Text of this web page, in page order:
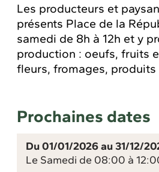
Les producteurs et
présents Place de la
samedi de 8h à 12h et y
production : oeufs, fruits
fleurs, fromages, produits
Prochaines dates
Du 01/01/2026 au 31/12/
Le Samedi de 08:00 à